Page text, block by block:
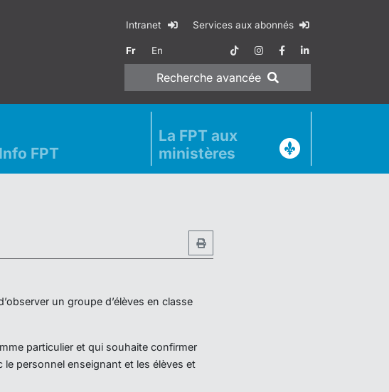
Intranet Services aux abonnés
Fr En
Recherche avancée
Info FPT
La FPT aux
ministères
un groupe d’élèves en classe
particulier et qui souhaite confirmer
le personnel enseignant et les élèves et